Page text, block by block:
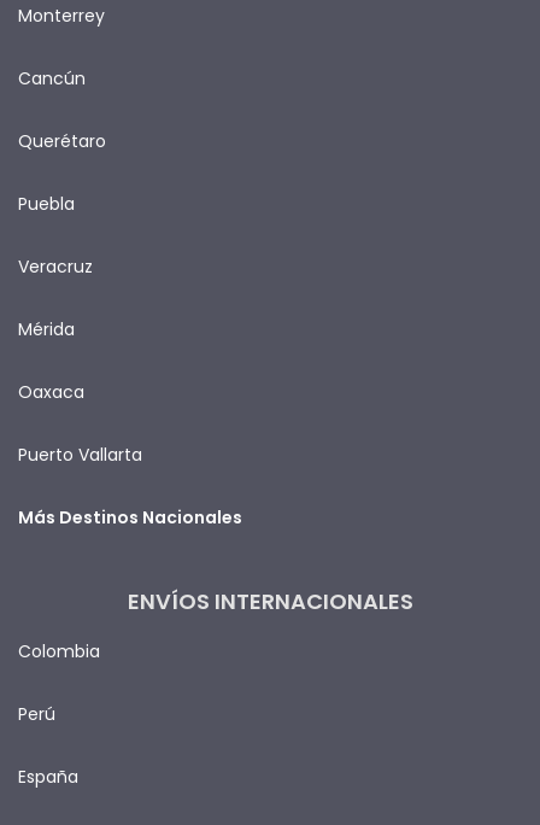
Monterrey
Cancún
Querétaro
Puebla
Veracruz
Mérida
Oaxaca
Puerto Vallarta
Más Destinos Nacionales
ENVÍOS INTERNACIONALES
Colombia
Perú
España